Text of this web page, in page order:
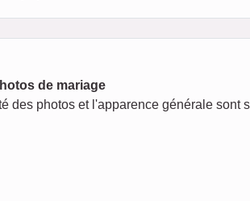
de mariage
des photos et l'apparence générale sont